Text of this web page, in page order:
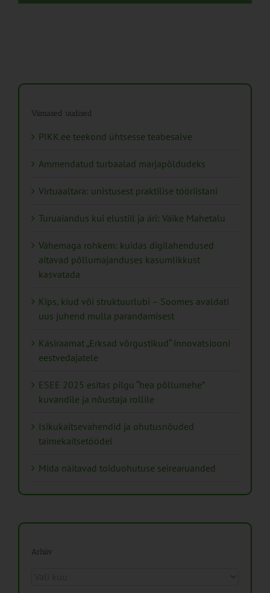
Viimased uudised
PIKK.ee teekond ühtsesse teabesalve
Ammendatud turbaalad marjapõldudeks
Virtuaaltara: unistusest praktilise tööriistani
Turuaiandus kui elustiil ja äri: Väike Mahetalu
Vähemaga rohkem: kuidas digilahendused
aitavad põllumajanduses kasumlikkust
kasvatada
Kips, kiud või struktuurlubi – Soomes avaldati
uus juhend mulla parandamisest
Käsiraamat „Erksad võrgustikud“ innovatsiooni
eestvedajatele
ESEE 2025 esitas pilgu “hea põllumehe”
kuvandile ja nõustaja rollile
Isikukaitsevahendid ja ohutusnõuded
taimekaitsetöödel
Mida näitavad toiduohutuse seirearuanded
Arhiiv